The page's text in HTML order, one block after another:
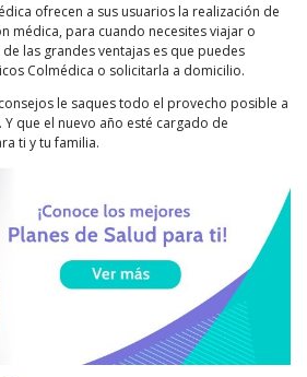
ofrecen a sus usuarios la realización de
médica, para cuando necesites viajar o
las grandes ventajas es que puedes
Colmédica o solicitarla a domicilio.
le saques todo el provecho posible a
Y que el nuevo año esté cargado de
ti y tu familia.